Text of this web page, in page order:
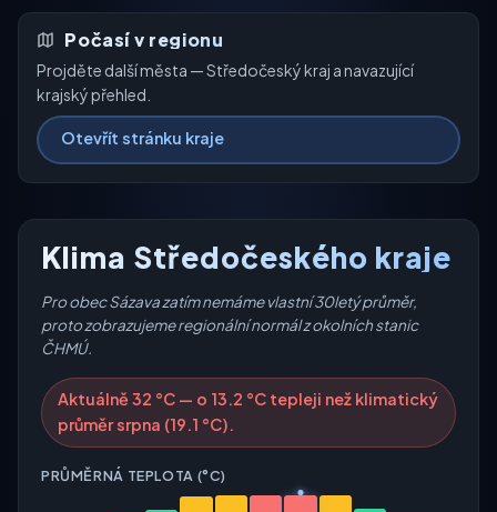
Počasí v regionu
Projděte další města — Středočeský kraj a navazující
krajský přehled.
Otevřít stránku kraje
Klima Středočeského kraje
Pro obec Sázava zatím nemáme vlastní 30letý průměr,
proto zobrazujeme regionální normál z okolních stanic
ČHMÚ.
Aktuálně 32 °C — o 13.2 °C tepleji než klimatický
průměr srpna (19.1 °C).
PRŮMĚRNÁ TEPLOTA (°C)